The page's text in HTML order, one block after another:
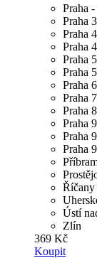
Praha
Praha
Praha
Praha
Praha
Praha
Praha
Praha
Praha 8
Praha
Praha
Praha
Říčany
Ústí
Zlín
369 Kč
Koupit